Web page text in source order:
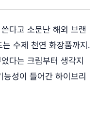
다고 소문난 해외 브랜
수제 천연 화장품까지.
다는 크림부터 생각지
성이 들어간 하이브리